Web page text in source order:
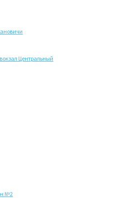
Центральный
№2